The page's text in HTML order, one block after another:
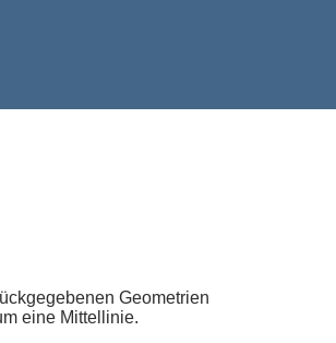
Geometrien
eine Mittellinie.